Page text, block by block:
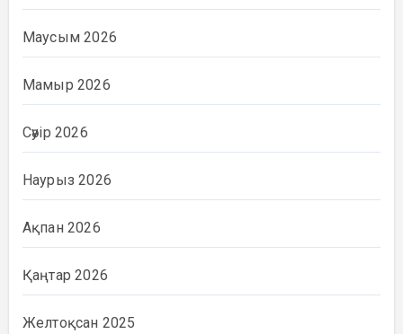
Маусым 2026
Мамыр 2026
Сәуір 2026
Наурыз 2026
Ақпан 2026
Қаңтар 2026
Желтоқсан 2025